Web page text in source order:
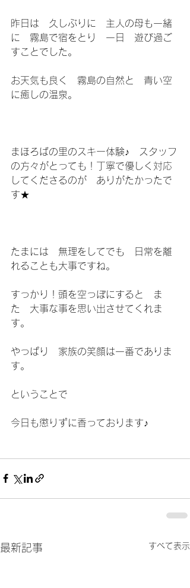
昨日は　久しぶりに　主人の母も一緒
に　霧島で宿をとり　一日　遊び過ご
すことでした。
お天気も良く　霧島の自然と　青い空
に癒しの温泉。
まほろばの里のスキー体験♪　スタッフ
の方々がとっても！丁寧で優しく対応
してくださるのが　ありがたかったで
す★
たまには　無理をしてでも　日常を離
れることも大事ですね。
すっかり！頭を空っぽにすると　ま
た　大事な事を思い出させてくれま
す。
やっぱり　家族の笑顔は一番でありま
す。
ということで
今日も懲りずに香っております♪
最新記事 すべて表示